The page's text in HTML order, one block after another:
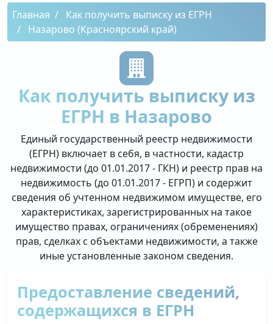
Главная
Как получить выписку из ЕГРН
Назарово (Красноярский край)
Как получить выписку из
ЕГРН в Назарово
Единый государственный реестр недвижимости
(ЕГРН) включает в себя, в частности, кадастр
недвижимости (до 01.01.2017 - ГКН) и реестр прав на
недвижимость (до 01.01.2017 - ЕГРП) и содержит
сведения об учтенном недвижимом имуществе, его
характеристиках, зарегистрированных на такое
имущество правах, ограничениях (обременениях)
прав, сделках с объектами недвижимости, а также
иные установленные законом сведения.
Предоставление сведений,
содержащихся в ЕГРН